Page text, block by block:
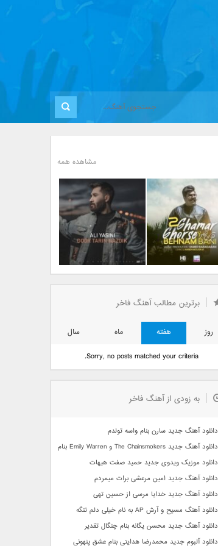
مشاهده همه
بانی بنام قرص قمر 2
یاسینی بنام دورترین نزدیک
برترین مطالب آهنگ فاخر
روز هفته ماه
سال
Sorry, no posts matched your criteria.
به زودی از آهنگ فاخر
دانلود آهنگ جدید سارن بنام واسه تولدم
دانلود آهنگ جدید The Chainsmokers و Emily Warren بنام Side Effects
دانلود موزیک ویدوی جدید حمید صفت هیهات
دانلود آهنگ جدید امین مرعشی برات میمردم
دانلود آهنگ جدید خدایا مرسی از حسین تهی
دانلود آهنگ مسیح و آرش AP به نام خیلی دلم تنگه
دانلود آهنگ جدید محسن یگانه بنام چنگال تقدیر
دانلود آلبوم جدید محمدرضا هدایتی بنام عشق پنهونی